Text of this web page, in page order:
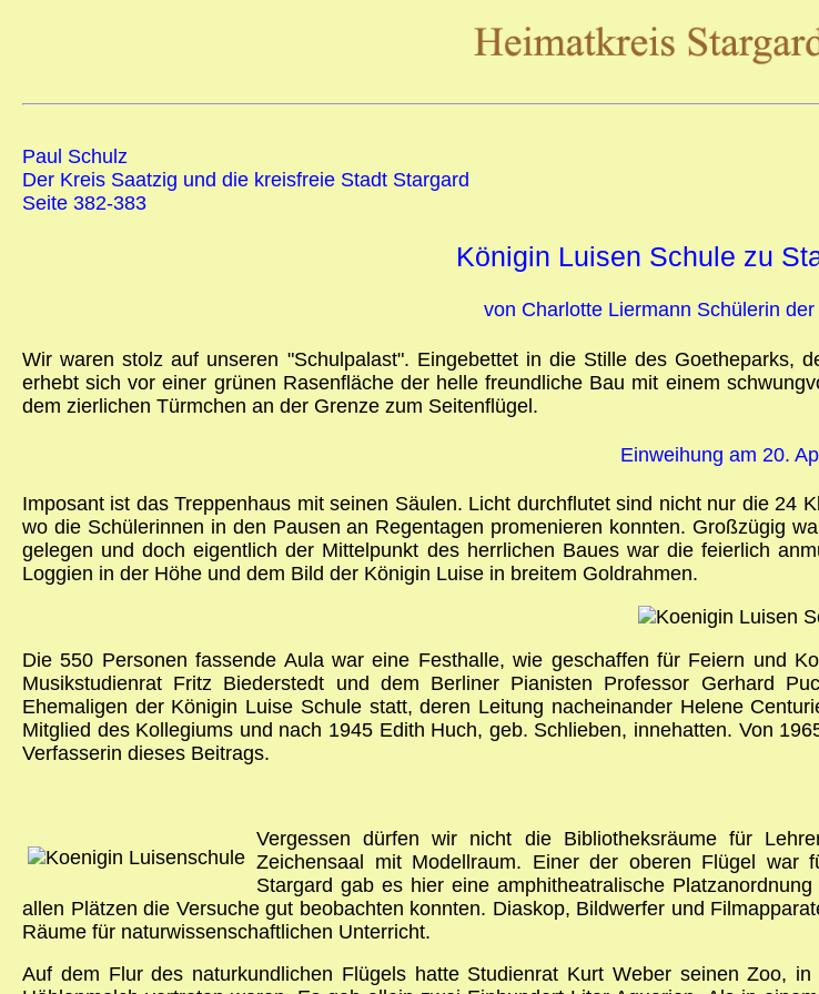
Paul Schulz
Der Kreis Saatzig und die kreisfreie Stadt Stargard
Seite 382-383
Königin Luisen Schule zu
von Charlotte Liermann Schülerin
Wir waren stolz auf unseren "Schulpalast". Eingebettet in die Stille des Goetheparks,
erhebt sich vor einer grünen Rasenfläche der helle freundliche Bau mit einem
dem zierlichen Türmchen an der Grenze zum Seitenflügel.
Einweihung am 20.
Imposant ist das Treppenhaus mit seinen Säulen. Licht durchflutet sind nicht nur die 24
wo die Schülerinnen in den Pausen an Regentagen promenieren konnten. Großzügig
gelegen und doch eigentlich der Mittelpunkt des herrlichen Baues war die feierlich
Loggien in der Höhe und dem Bild der Königin Luise in breitem Goldrahmen.
Die 550 Personen fassende Aula war eine Festhalle, wie geschaffen für Feiern und
Musikstudienrat Fritz Biederstedt und dem Berliner Pianisten Professor Gerhard
Ehemaligen der Königin Luise Schule statt, deren Leitung nacheinander Helene
Mitglied des Kollegiums und nach 1945 Edith Huch, geb. Schlieben, innehatten. Von
Verfasserin dieses Beitrags.
Vergessen dürfen wir nicht die Bibliotheksräume für
Zeichensaal mit Modellraum. Einer der oberen Flügel war
Stargard gab es hier eine amphitheatralische
allen Plätzen die Versuche gut beobachten konnten. Diaskop, Bildwerfer und
Räume für naturwissenschaftlichen Unterricht.
Auf dem Flur des naturkundlichen Flügels hatte Studienrat Kurt Weber seinen Zoo,